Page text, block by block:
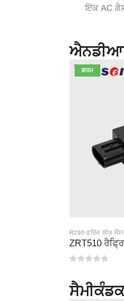
ਇੱਕ AC
ਗਰਮ
R290 ਫਰਿੱਜ ਲੀਕ